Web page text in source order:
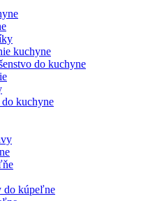
kuchyne
do kuchyne
kuchyne
do kúpeľne